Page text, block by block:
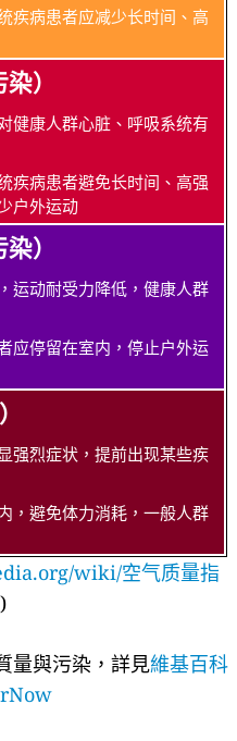
疾病患者应减少长时间、高
）
健康人群心脏、呼吸系统有
疾病患者避免长时间、高强
户外运动
）
运动耐受力降低，健康人群
应停留在室内，停止户外运
强烈症状，提前出现某些疾
，避免体力消耗，一般人群
wiki/空气质量指
)
量與污染，詳見維基百科